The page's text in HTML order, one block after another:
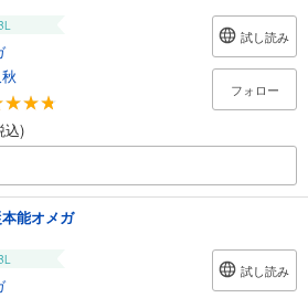
込)
試し読み
フォロー
能オメガ
試し読み